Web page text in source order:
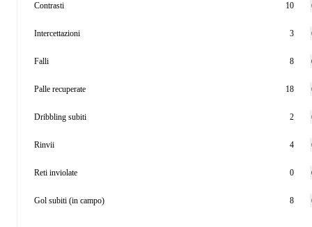
Contrasti 10
Intercettazioni 3
Falli 8
Palle recuperate 18
Dribbling subiti 2
Rinvii 4
Reti inviolate 0
Gol subiti (in campo) 8